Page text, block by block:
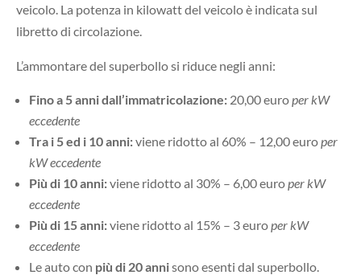
veicolo. La potenza in kilowatt del veicolo è indicata sul
libretto di circolazione.
L’ammontare del superbollo si riduce negli anni:
Fino a 5 anni dall’immatricolazione: 20,00 euro per kW
eccedente
Tra i 5 ed i 10 anni:viene ridotto al 60% – 12,00 euro per
kW eccedente
Più di 10 anni:viene ridotto al 30% – 6,00 euro per kW
eccedente
Più di 15 anni:viene ridotto al 15% – 3 euro per kW
eccedente
Le auto con più di 20 annisono esenti dal superbollo.